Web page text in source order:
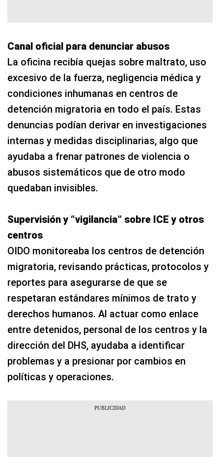
Canal oficial para denunciar abusos
La oficina recibía quejas sobre maltrato, uso
excesivo de la fuerza, negligencia médica y
condiciones inhumanas en centros de
detención migratoria en todo el país. Estas
denuncias podían derivar en investigaciones
internas y medidas disciplinarias, algo que
ayudaba a frenar patrones de violencia o
abusos sistemáticos que de otro modo
quedaban invisibles.
Supervisión y “vigilancia” sobre ICE y otros
centros
OIDO monitoreaba los centros de detención
migratoria, revisando prácticas, protocolos y
reportes para asegurarse de que se
respetaran estándares mínimos de trato y
derechos humanos. Al actuar como enlace
entre detenidos, personal de los centros y la
dirección del DHS, ayudaba a identificar
problemas y a presionar por cambios en
políticas y operaciones.